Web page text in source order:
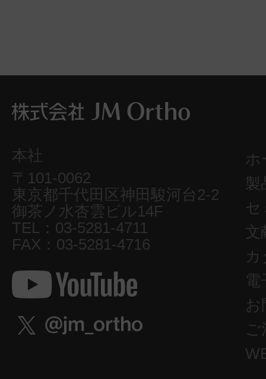
ホ
製
セ
文
電
お
ご
本社
〒101-0062
東京都千代田区神田駿河台2-2
御茶ノ水杏雲ビル14F
TEL：03-5281-4711
FAX：03-5281-4716